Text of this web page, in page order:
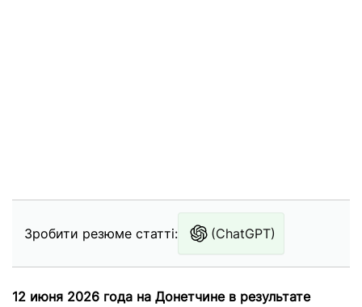
Зробити резюме статті: (ChatGPT)
12 июня 2026 года на Донетчине в результате